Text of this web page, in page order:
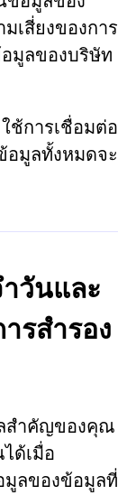
เสี่ยงของการ
มูลของบริษัท
ารเชื่อมต่อ
มูลทั้งหมดจะ
วันและ
รสำรอง
ลสำคัญของคุณ
ด้เมื่อ
มูลของข้อมูลที่